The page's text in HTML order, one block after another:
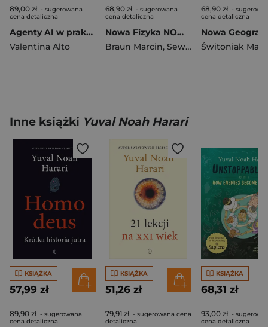
89,00 zł - sugerowana
cena detaliczna
Agenty AI w praktyce. Projektowanie, wdrażanie i skalowanie autonomicznych systemów
Valentina Alto
68,90 zł - sugerowana
cena detaliczna
Nowa Fizyka NOWE ZROZUMIEĆ FIZYKĘ podręcznik część 3 zakres rozszerzony EDYCJA 2026
Braun Marcin, Seweryn-Byczuk Agnieszka
68,90 zł -
cena detaliczna
Świtoniak
Inne książki Yuval Noah Harari
KSIĄŻKA
57,99 zł
89,90 zł - sugerowana
cena detaliczna
KSIĄŻKA
51,26 zł
79,91 zł - sugerowana cena
detaliczna
KSIĄŻKA
68,31 zł
93,00 zł -
cena detaliczna